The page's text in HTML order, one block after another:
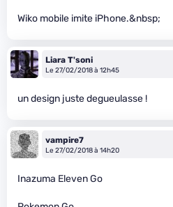
Wiko mobile imite iPhone.&nbsp;
Liara T'soni
Le 27/02/2018 à 12h45
un design juste degueulasse !
vampire7
Le 27/02/2018 à 14h20
Inazuma Eleven Go